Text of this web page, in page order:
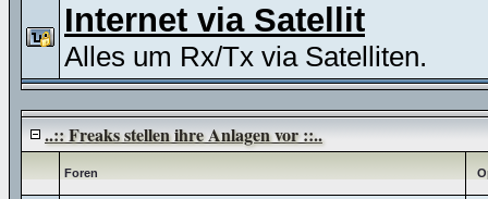
Internet via Satellit
Alles um Rx/Tx via Satelliten.
..:: Freaks stellen ihre Anlagen vor ::..
Foren